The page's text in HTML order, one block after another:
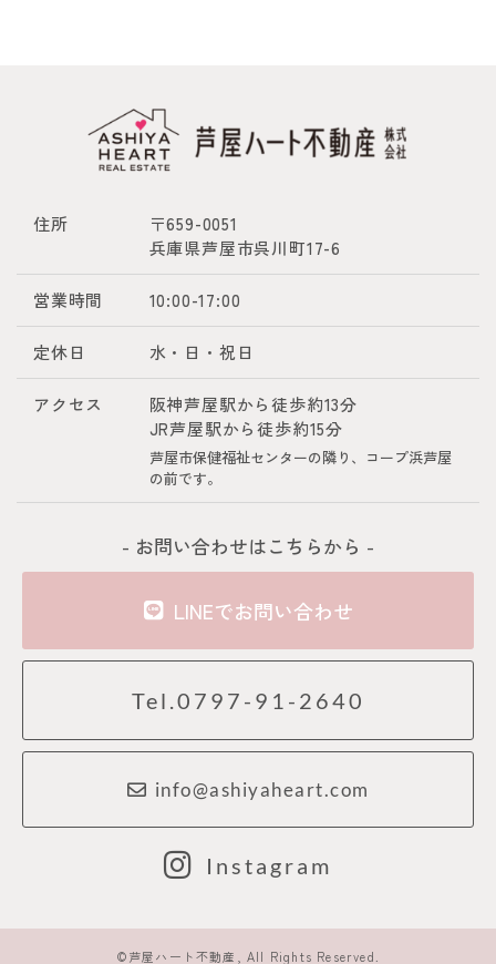
住所
〒659-0051
兵庫県芦屋市呉川町17-6
営業時間 10:00-17:00
定休日 水・日・祝日
アクセス
阪神芦屋駅から徒歩約13分
JR芦屋駅から徒歩約15分
芦屋市保健福祉センターの隣り、コープ浜芦屋
の前です。
- お問い合わせはこちらから -
LINEでお問い合わせ
Tel.0797-91-2640
info@ashiyaheart.com
Instagram
©芦屋ハート不動産, All Rights Reserved.